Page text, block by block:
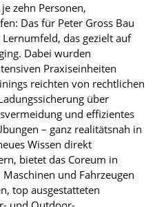
zehn Personen,
Das für Peter Gross Bau
das gezielt auf
Dabei wurden
Praxiseinheiten
reichten von rechtlichen
über
und effizientes
– ganz realitätsnah in
Wissen direkt
bietet das Coreum in
und Fahrzeugen
top ausgestatteten